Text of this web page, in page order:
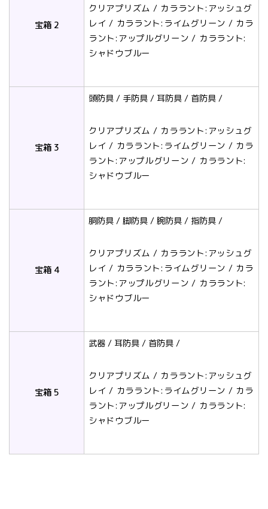
宝箱 2
クリアプリズム / カララント:アッシュグ
レイ / カララント:ライムグリーン / カラ
ラント:アップルグリーン / カララント:
シャドウブルー
宝箱 3
頭防具 / 手防具 / 耳防具 / 首防具 /
クリアプリズム / カララント:アッシュグ
レイ / カララント:ライムグリーン / カラ
ラント:アップルグリーン / カララント:
シャドウブルー
宝箱 4
胴防具 / 脚防具 / 腕防具 / 指防具 /
クリアプリズム / カララント:アッシュグ
レイ / カララント:ライムグリーン / カラ
ラント:アップルグリーン / カララント:
シャドウブルー
宝箱 5
武器 / 耳防具 / 首防具 /
クリアプリズム / カララント:アッシュグ
レイ / カララント:ライムグリーン / カラ
ラント:アップルグリーン / カララント:
シャドウブルー